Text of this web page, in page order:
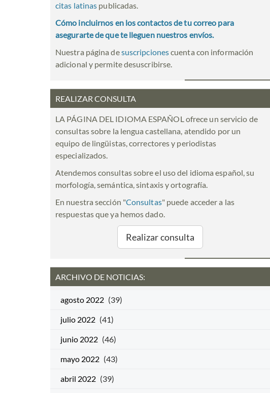
citas latinas publicadas.
Cómo incluirnos en los contactos de tu correo para
asegurarte de que te lleguen nuestros envíos.
Nuestra página desuscripcionescuenta con información
adicional y permite desuscribirse.
REALIZAR CONSULTA
LA PÁGINA DEL IDIOMA ESPAÑOL ofrece un servicio de
consultas sobre la lengua castellana, atendido por un
equipo de lingüistas, correctores y periodistas
especializados.
Atendemos consultas sobre el uso del idioma español, su
morfología, semántica, sintaxis y ortografía.
En nuestra sección "Consultas" puede acceder a las
respuestas que ya hemos dado.
Realizar consulta
ARCHIVO DE NOTICIAS:
agosto 2022 (39)
julio 2022 (41)
junio 2022 (46)
mayo 2022 (43)
abril 2022 (39)